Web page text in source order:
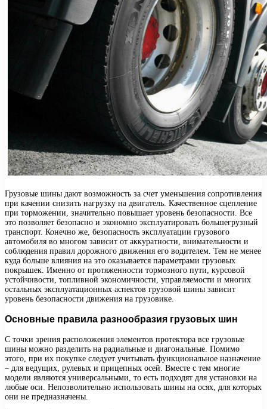
Грузовые шины дают возможность за счет уменьшения сопротивления
при качении снизить нагрузку на двигатель. Качественное сцепление
при торможении, значительно повышает уровень безопасности. Все
это позволяет безопасно и экономно эксплуатировать большегрузный
транспорт. Конечно же, безопасность эксплуатации грузового
автомобиля во многом зависит от аккуратности, внимательности и
соблюдения правил дорожного движения его водителем. Тем не менее
куда больше влияния на это оказывается параметрами грузовых
покрышек. Именно от протяженности тормозного пути, курсовой
устойчивости, топливной экономичности, управляемости и многих
остальных эксплуатационных аспектов грузовой шины зависит
уровень безопасности движения на грузовике.
Основные правила разнообразия грузовых шин
С точки зрения расположения элементов протектора все грузовые
шины можно разделить на радиальные и диагональные. Помимо
этого, при их покупке следует учитывать функциональное назначение
– для ведущих, рулевых и прицепных осей. Вместе с тем многие
модели являются универсальными, то есть подходят для установки на
любые оси. Непозволительно использовать шины на осях, для которых
они не предназначены.